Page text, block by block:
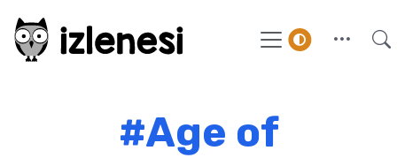
#Age of